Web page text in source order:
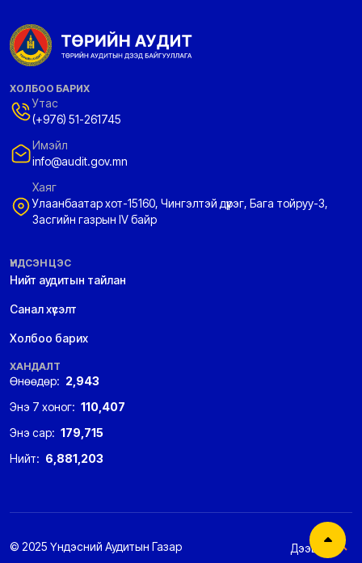
ХОЛБОО БАРИХ
Утас
(+976) 51-261745
Имэйл
info@audit.gov.mn
Хаяг
Улаанбаатар хот-15160, Чингэлтэй дүүрэг, Бага тойруу-3,
Засгийн газрын IV байр
ҮНДСЭН ЦЭС
Нийт аудитын тайлан
Санал хүсэлт
Холбоо барих
ХАНДАЛТ
Өнөөдөр: 2,943
Энэ 7 хоног: 110,407
Энэ сар: 179,715
Нийт: 6,881,203
© 2025 Үндэсний Аудитын Газар Дээшээ